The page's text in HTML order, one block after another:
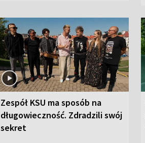
Zespół KSU ma sposób na
długowieczność. Zdradzili swój
sekret